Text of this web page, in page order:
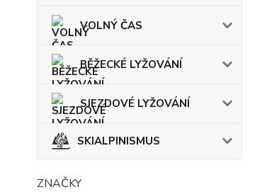
VOLNÝ ČAS
BĚŽECKÉ LYŽOVÁNÍ
SJEZDOVÉ LYŽOVÁNÍ
SKIALPINISMUS
ZNAČKY